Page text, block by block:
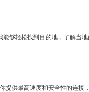
够轻松找到目的地，了解当地
提供最高速度和安全性的连接